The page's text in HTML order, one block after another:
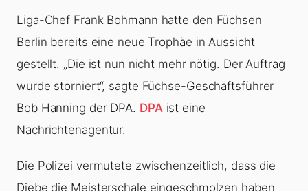
Liga-Chef Frank Bohmann hatte den Füchsen
Berlin bereits eine neue Trophäe in Aussicht
gestellt. „Die ist nun nicht mehr nötig. Der Auftrag
wurde storniert“, sagte Füchse-Geschäftsführer
Bob Hanning der DPA. DPA ist eine
Nachrichtenagentur.
Die Polizei vermutete zwischenzeitlich, dass die
Diebe die Meisterschale eingeschmolzen haben